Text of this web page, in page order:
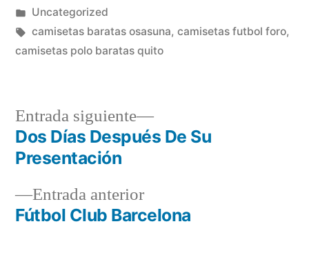
por
Publicado
en
Uncategorized
Etiquetas:
camisetas baratas osasuna, camisetas futbol foro,
camisetas polo baratas quito
Navegación
entradas
Entrada anteriorEntrada
anterior:
Fútbol Club Barcelona
Entrada siguiente
Entrada
siguiente:
Dos Días Después De Su
Presentación